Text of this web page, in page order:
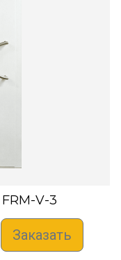
FRM-V-3
Заказать